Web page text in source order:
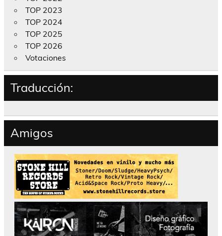
TOP 2023
TOP 2024
TOP 2025
TOP 2026
Votaciones
Traducción:
Amigos